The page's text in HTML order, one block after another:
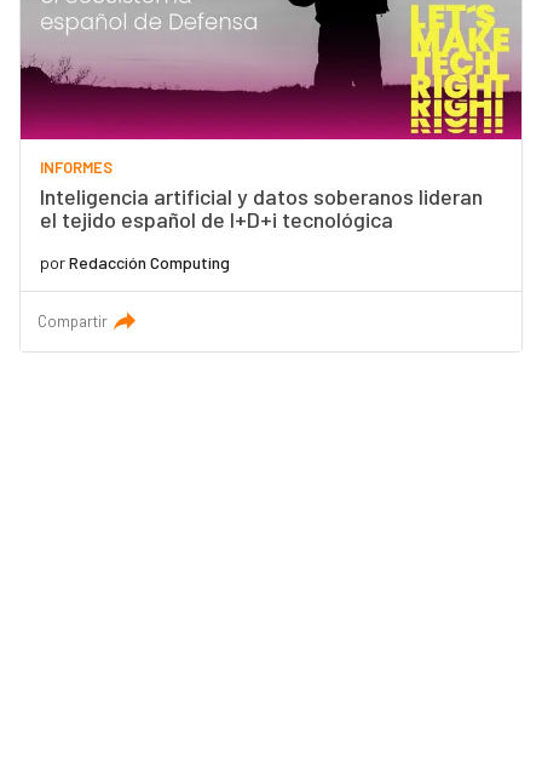
INFORMES
Inteligencia artificial y datos soberanos lideran
el tejido español de I+D+i tecnológica
porRedacción Computing
Compartir